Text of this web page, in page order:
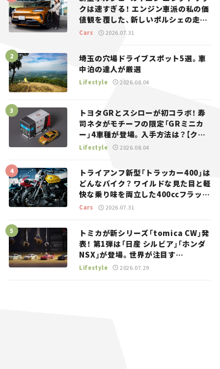
クは速すぎる！ エンジン車派の私の価
値観を覆した、新しいポルシェの走
り。
Cars 2026.07.31
埼玉の穴場ドライブスポット5選。車
中泊の達人が厳選
Lifestyle 2026.08.04
トヨタGRとスシローが初コラボ！ 寿
司ネタがモチーフの限定「GRミニカ
ー」4車種が登場。入手方法は？【クル
マとホビー】
Lifestyle 2026.08.04
トライアンフ新型「トラッカー400」は
どんなバイク？ ワイルドな見た目と軽
快な乗り味を両立した400ccフラット
トラッカー【試乗レビュー】
Cars 2026.07.31
トミカが新シリーズ「tomica CW」発
表！ 第1弾は「日産 シルビア」「ホンダ
NSX」が登場。世界が注目す
る“JDM”に焦点【クルマとホビー】
Lifestyle 2026.07.29